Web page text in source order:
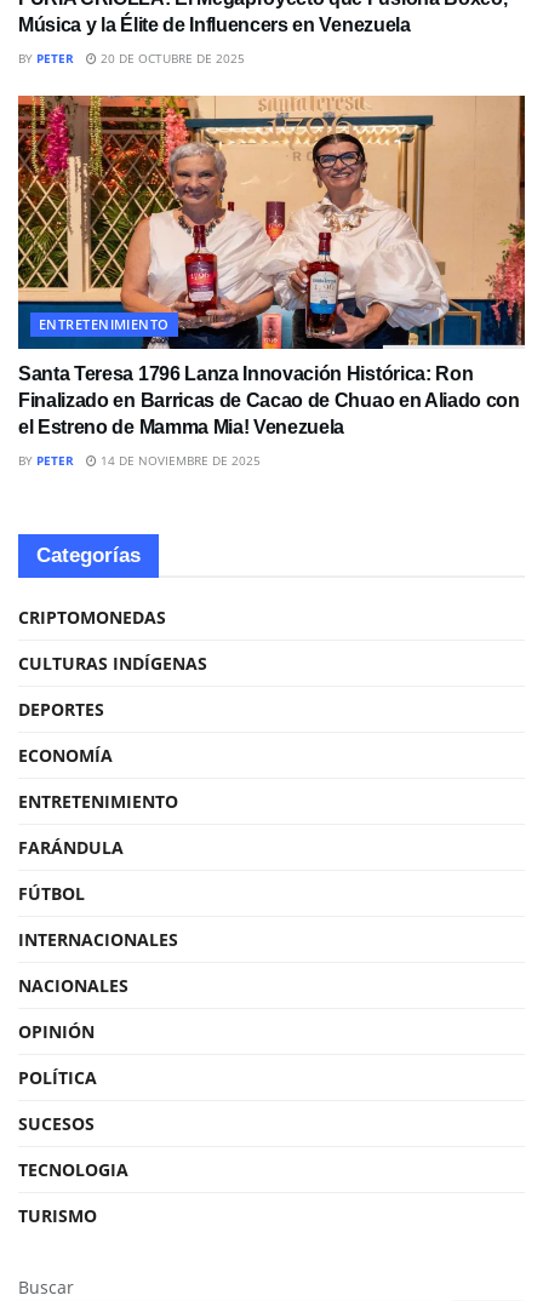
Música y la Élite de Influencers en Venezuela
BY PETER 20 DE OCTUBRE DE 2025
ENTRETENIMIENTO
Santa Teresa 1796 Lanza Innovación Histórica: Ron
Finalizado en Barricas de Cacao de Chuao en Aliado con
el Estreno de Mamma Mia! Venezuela
BY PETER 14 DE NOVIEMBRE DE 2025
Categorías
CRIPTOMONEDAS
CULTURAS INDÍGENAS
DEPORTES
ECONOMÍA
ENTRETENIMIENTO
FARÁNDULA
FÚTBOL
INTERNACIONALES
NACIONALES
OPINIÓN
POLÍTICA
SUCESOS
TECNOLOGIA
TURISMO
Buscar